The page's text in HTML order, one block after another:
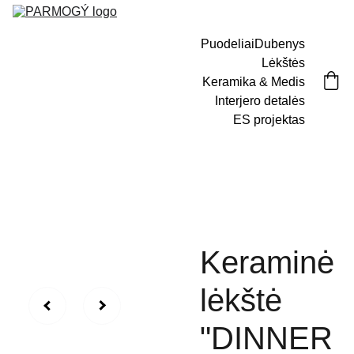
PuodeliaiDubenys
Lėkštės
Keramika & Medis
Interjero detalės
ES projektas
Keraminė
lėkštė
"DINNER